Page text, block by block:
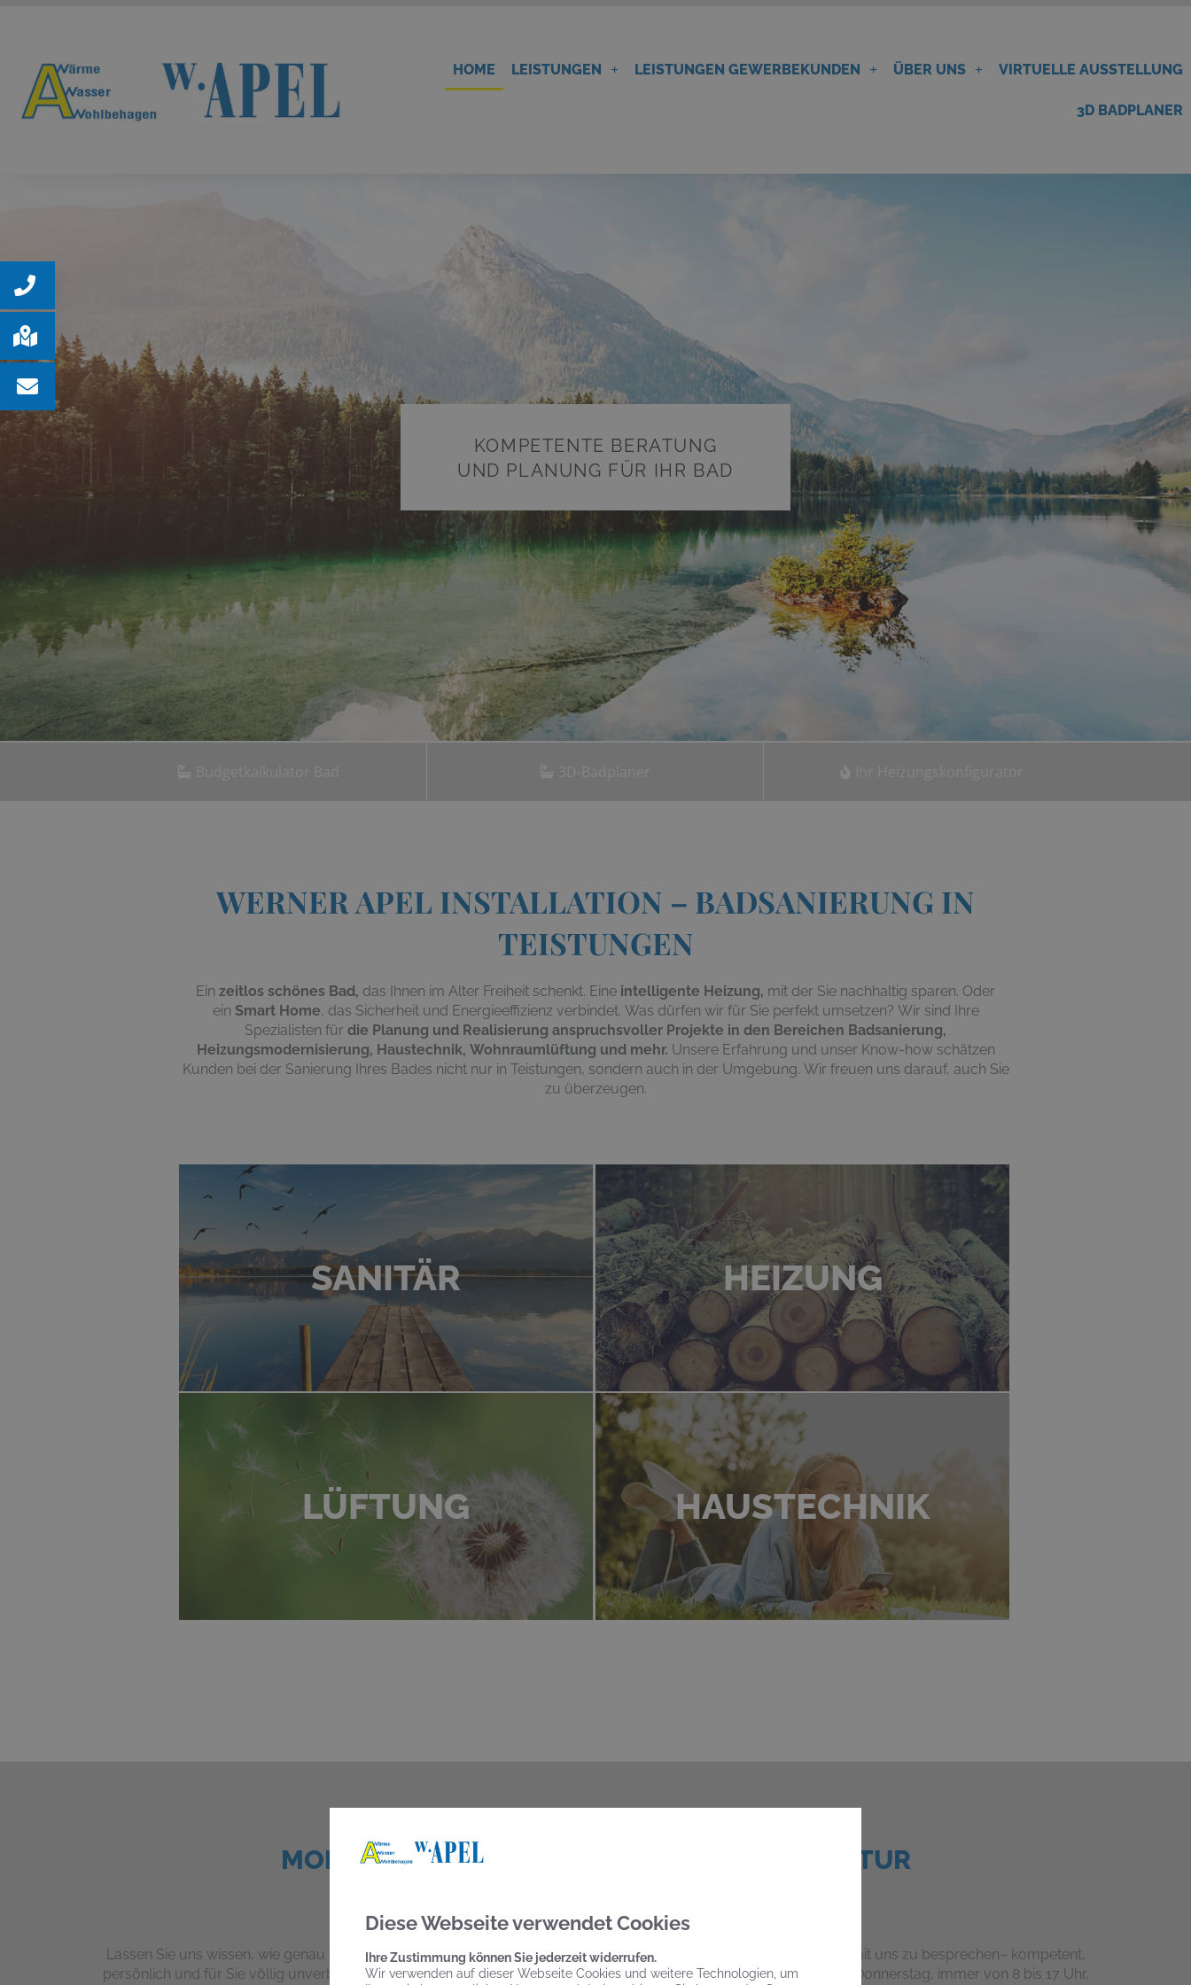
HOME LEISTUNGEN LEISTUNGEN GEWERBEKUNDEN ÜBER UNS VIRTUELLE AUSSTELLUNG
3D BADPLANER
WERNER APEL INSTALLATION – BADSANIERUNG IN
TEISTUNGEN
Ein zeitlos schönes Bad, das Ihnen im Alter Freiheit schenkt. Eine intelligente Heizung, mit der Sie nachhaltig sparen. Oder
ein Smart Home, das Sicherheit und Energieeffizienz verbindet. Was dürfen wir für Sie perfekt umsetzen? Wir sind Ihre
Spezialisten für die Planung und Realisierung anspruchsvoller Projekte in den Bereichen Badsanierung,
Heizungsmodernisierung, Haustechnik, Wohnraumlüftung und mehr. Unsere Erfahrung und unser Know-how schätzen
Kunden bei der Sanierung Ihres Bades nicht nur in Teistungen, sondern auch in der Umgebung. Wir freuen uns darauf, auch Sie
zu überzeugen.
SANITÄR HEIZUNG
LÜFTUNG HAUSTECHNIK
MODERNISIERUNG, WARTUNG ODER REPARATUR
Lassen Sie uns wissen, wie genau wir Ihnen weiterhelfen können. Rufen Sie uns an, um Ihr Anliegen oder Vorhaben mit uns zu besprechen– kompetent,
persönlich und für Sie völlig unverbindlich. Unter derTelefonnummer 036071 96616sind wirfür Sie da. Montag bis Donnerstag, immer von 8 bis 17 Uhr,
Diese Webseite verwendet Cookies
Ihre Zustimmung können Sie jederzeit widerrufen.
Wir verwenden auf dieser Webseite Cookies und weitere Technologien, um